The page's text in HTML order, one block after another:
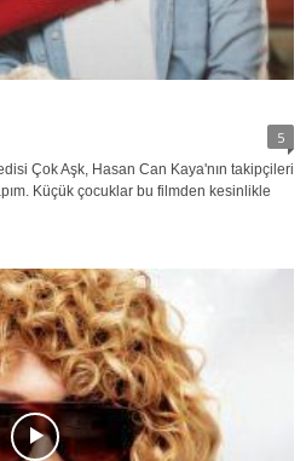
5
Çok Aşk, Hasan Can Kaya'nın takipçileri
Küçük çocuklar bu filmden kesinlikle